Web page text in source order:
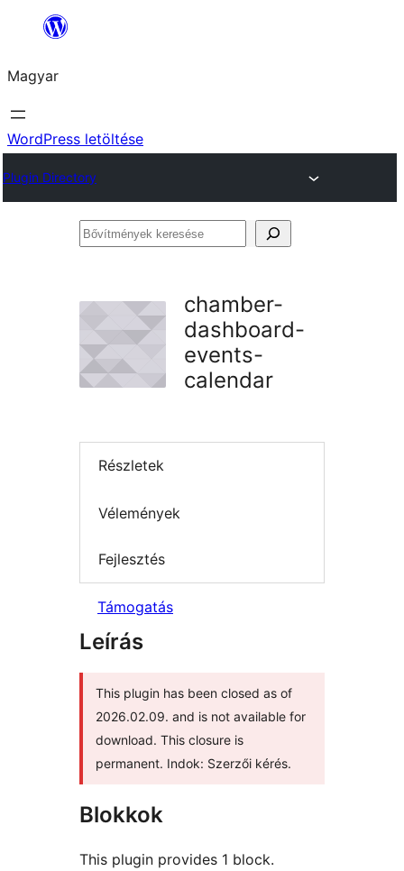
Ugrás
tartalomhoz
Magyar
WordPress letöltése
Plugin Directory
Bővítmények
chamber-
dashboard-
events-
calendar
Részletek
Vélemények
Fejlesztés
Támogatás
Leírás
This plugin has been closed as of
2026.02.09. and is not available for
download. This closure is
permanent. Indok: Szerzői kérés.
Blokkok
This plugin provides 1 block.